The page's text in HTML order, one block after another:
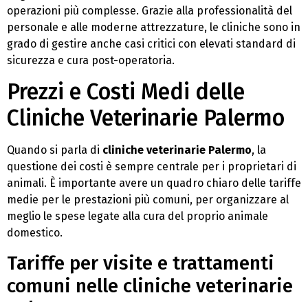
operazioni più complesse. Grazie alla professionalità del
personale e alle moderne attrezzature, le cliniche sono in
grado di gestire anche casi critici con elevati standard di
sicurezza e cura post-operatoria.
Prezzi e Costi Medi delle
Cliniche Veterinarie Palermo
Quando si parla di cliniche veterinarie Palermo, la
questione dei costi è sempre centrale per i proprietari di
animali. È importante avere un quadro chiaro delle tariffe
medie per le prestazioni più comuni, per organizzare al
meglio le spese legate alla cura del proprio animale
domestico.
Tariffe per visite e trattamenti
comuni nelle cliniche veterinarie